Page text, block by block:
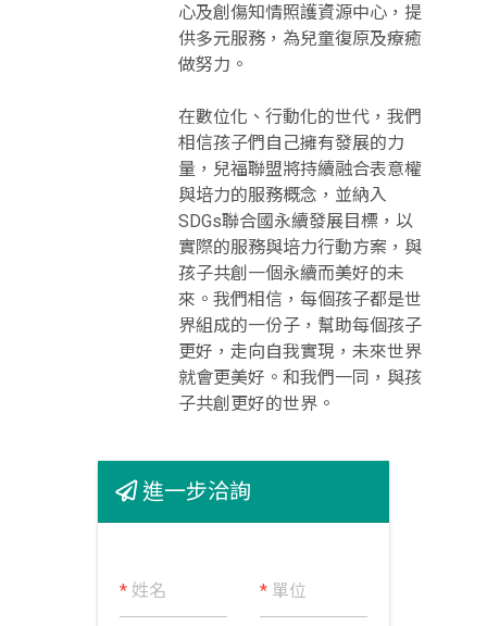
心及創傷知情照護資源中心，提
供多元服務，為兒童復原及療癒
做努力。
在數位化、行動化的世代，我們
相信孩子們自己擁有發展的力
量，兒福聯盟將持續融合表意權
與培力的服務概念，並納入
SDGs聯合國永續發展目標，以
實際的服務與培力行動方案，與
孩子共創一個永續而美好的未
來。我們相信，每個孩子都是世
界組成的一份子，幫助每個孩子
更好，走向自我實現，未來世界
就會更美好。和我們一同，與孩
子共創更好的世界。
進一步洽詢
*姓名 * 單位